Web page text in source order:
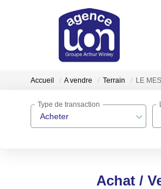
Accueil A vendre Terrain LE
Acheter
Type de transaction
Achat /